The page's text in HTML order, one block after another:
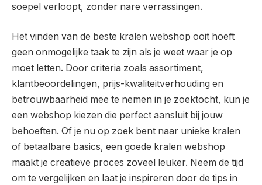
soepel verloopt, zonder nare verrassingen.
Het vinden van de beste kralen webshop ooit hoeft
geen onmogelijke taak te zijn als je weet waar je op
moet letten. Door criteria zoals assortiment,
klantbeoordelingen, prijs-kwaliteitverhouding en
betrouwbaarheid mee te nemen in je zoektocht, kun je
een webshop kiezen die perfect aansluit bij jouw
behoeften. Of je nu op zoek bent naar unieke kralen
of betaalbare basics, een goede kralen webshop
maakt je creatieve proces zoveel leuker. Neem de tijd
om te vergelijken en laat je inspireren door de tips in